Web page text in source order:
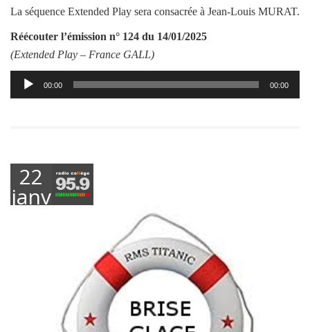
La séquence Extended Play sera consacrée à Jean-Louis MURAT.
Réécouter l’émission n° 124 du 14/01/2025
(Extended Play – France GALL)
Lecteur
audio
00:00 00:00
22
janvier